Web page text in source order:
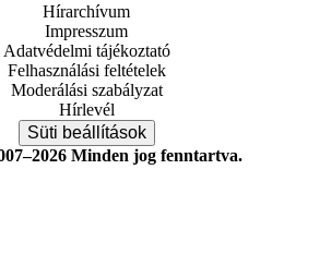
Hírarchívum
Impresszum
Adatvédelmi tájékoztató
Felhasználási feltételek
Moderálási szabályzat
Hírlevél
Süti beállítások
Minden jog fenntartva.